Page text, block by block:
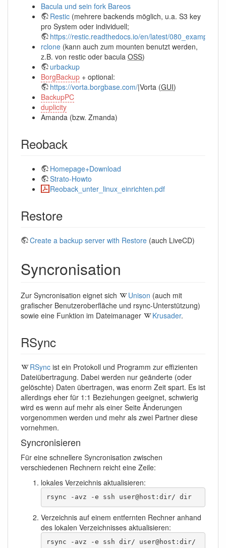
Bacula und sein fork Bareos
Restic (mehrere backends möglich, u.a. S3 key
pro System oder individuell;
https://restic.readthedocs.io/en/latest/
rclone (kann auch zum mounten benutzt werden,
z.B. von restic oder bacula OSS)
urbackup
BorgBackup + optional:
https://vorta.borgbase.com/|Vorta (GUI)
BackupPC
duplicity
Amanda (bzw. Zmanda)
Reoback
Homepage+Download
Strato-Howto
Reoback_unter_linux_einrichten.pdf
Restore
Create a backup server with Restore (auch LiveCD)
Syncronisation
Zur Syncronisation eignet sich Unison (auch mit
grafischer Benutzeroberfläche und rsync-Unterstützung)
sowie eine Funktion im Dateimanager
Krusader.
RSync
RSync ist ein Protokoll und Programm zur effizienten
Dateiübertragung. Dabei werden nur geänderte (oder
gelöschte) Daten übertragen, was enorm Zeit spart. Es ist
allerdings eher für 1:1 Beziehungen geeignet, schwierig
wird es wenn auf mehr als einer Seite Änderungen
vorgenommen werden und mehr als zwei Partner diese
vornehmen.
Syncronisieren
Für eine schnellere Syncronisation zwischen
verschiedenen Rechnern reicht eine Zeile:
lokales Verzeichnis aktualisieren:
rsync -avz -e ssh user@host:dir/ dir
Verzeichnis auf einem entfernten Rechner anhand
des lokalen Verzeichnisses aktualisieren:
rsync -avz -e ssh dir/ user@host:dir/